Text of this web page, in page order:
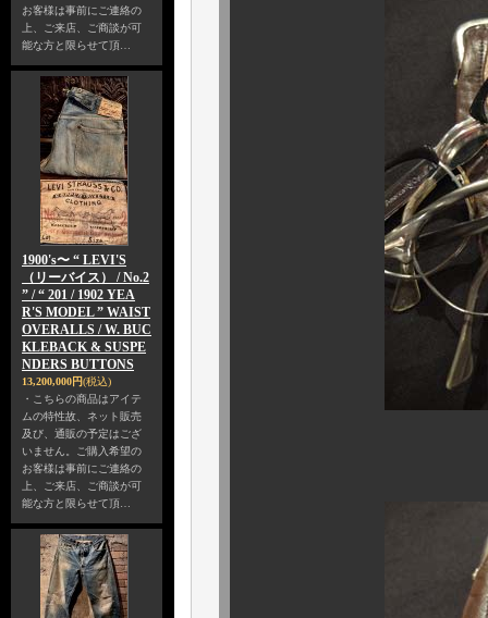
お客様は事前にご連絡の
上、ご来店、ご商談が可
能な方と限らせて頂…
1900's〜 “ LEVI'S
（リーバイス） / No.2
” / “ 201 / 1902 YEA
R'S MODEL ” WAIST
OVERALLS / W. BUC
KLEBACK & SUSPE
NDERS BUTTONS
13,200,000円(税込)
・こちらの商品はアイテ
ムの特性故、ネット販売
及び、通販の予定はござ
いません。ご購入希望の
お客様は事前にご連絡の
上、ご来店、ご商談が可
能な方と限らせて頂…